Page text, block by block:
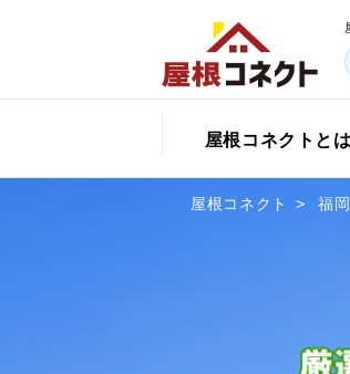
屋根コネクトとは
屋根コネクト 福